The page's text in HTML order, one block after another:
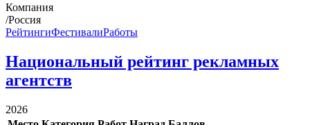
Компания
/Россия
РейтингиФестивалиРаботы
Национальный рейтинг рекламных
агентств
2026